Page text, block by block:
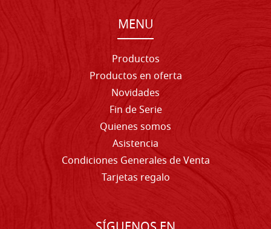
MENU
Productos
Productos en oferta
Novidades
Fin de Serie
Quienes somos
Asistencia
Condiciones Generales de Venta
Tarjetas regalo